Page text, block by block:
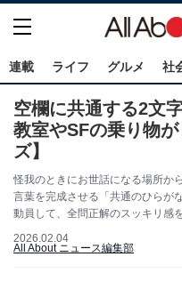
連載 ライフ グルメ 社
空欄に共通する2文
教室やSFの乗り物
ズ】
怪我のときにお世話になる場所か
言葉を完成させる「共通のひらが
動員して、全問正解のスッキリ感
2026.02.04
All About ニュース編集部